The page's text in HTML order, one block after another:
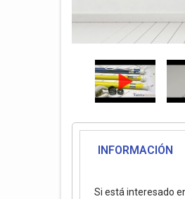
INFORMACIÓN
Si está interesado